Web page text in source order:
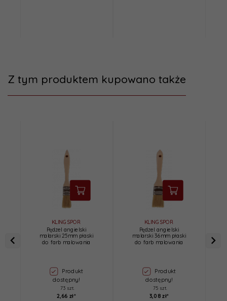
Z tym produktem kupowano także
KLINGSPOR
Pędzel angielski
malarski 25mm płaski
do farb malowania
Produkt
dostępny!
73 szt.
2, 66 zł*
KLINGSPOR
Pędzel angielski
malarski 36mm płaski
do farb malowania
Produkt
dostępny!
75 szt.
3, 08 zł*